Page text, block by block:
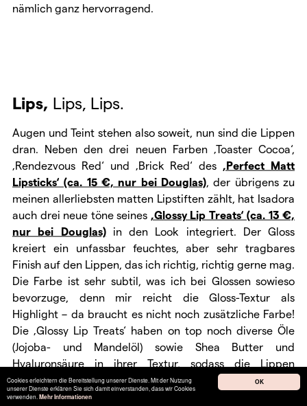
OK
Cookies erleichtern die Bereitstellung unserer Dienste. Mit der Nutzung
unserer Dienste erklären Sie sich damit einverstanden, dass wir Cookies
verwenden.Mehr Informationen
nämlich ganz hervorragend.
Lips, Lips, Lips.
Augen und Teint stehen also soweit, nun sind die Lippen
dran. Neben den drei neuen Farben ‚Toaster Cocoa‘,
‚Rendezvous Red‘ und ‚Brick Red‘ des ‚Perfect Matt
Lipsticks‘ (ca. 15 €, nur bei Douglas), der übrigens zu
meinen allerliebsten matten Lipstiften zählt, hat Isadora
auch drei neue töne seines ‚Glossy Lip Treats‘ (ca. 13 €,
nur bei Douglas)in den Look integriert. Der Gloss
kreiert ein unfassbar feuchtes, aber sehr tragbares
Finish auf den Lippen, das ich richtig, richtig gerne mag.
Die Farbe ist sehr subtil, was ich bei Glossen sowieso
bevorzuge, denn mir reicht die Gloss-Textur als
Highlight – da braucht es nicht noch zusätzliche Farbe!
Die ‚Glossy Lip Treats‘ haben on top noch diverse Öle
(Jojoba- und Mandelöl) sowie Shea Butter und
Hyaluronsäure in ihrer Textur, sodass die Lippen
ordentlich mit Feuchtigkeit versorgt werden und nicht
austrocknen. Mir hat es besonders die Farbe ‚Ginger